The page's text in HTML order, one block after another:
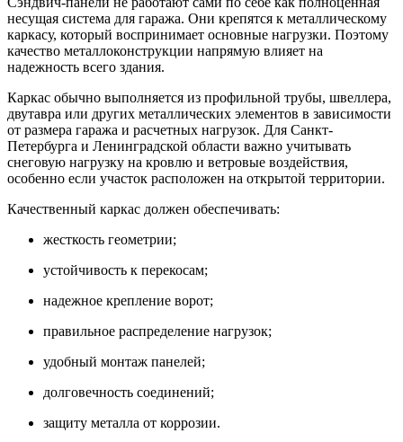
несущая система для гаража. Они крепятся к металлическому
каркасу, который воспринимает основные нагрузки. Поэтому
качество металлоконструкции напрямую влияет на
надежность всего здания.
Каркас обычно выполняется из профильной трубы, швеллера,
двутавра или других металлических элементов в зависимости
от размера гаража и расчетных нагрузок. Для Санкт-
Петербурга и Ленинградской области важно учитывать
снеговую нагрузку на кровлю и ветровые воздействия,
особенно если участок расположен на открытой территории.
Качественный каркас должен обеспечивать:
жесткость геометрии;
устойчивость к перекосам;
надежное крепление ворот;
правильное распределение нагрузок;
удобный монтаж панелей;
долговечность соединений;
защиту металла от коррозии.